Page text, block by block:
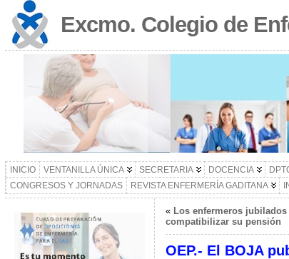
Excmo. Colegio de
INICIO VENTANILLA ÚNICA SECRETARIA DOCENCIA
CONGRESOS Y JORNADAS
REVISTA ENFERMERÍA GADITANA
« Los enfermeros
compatibilizar su pensión
OEP.- El BOJA